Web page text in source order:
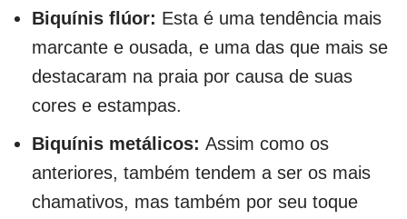
Biquínis flúor: Esta é uma tendência mais
marcante e ousada, e uma das que mais se
destacaram na praia por causa de suas
cores e estampas.
Biquínis metálicos: Assim como os
anteriores, também tendem a ser os mais
chamativos, mas também por seu toque